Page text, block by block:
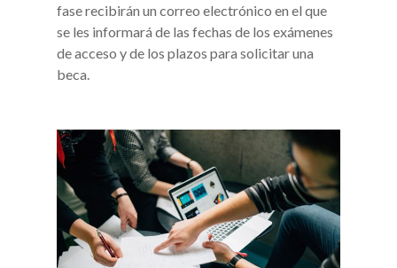
fase recibirán un correo electrónico en el que
se les informará de las fechas de los exámenes
de acceso y de los plazos para solicitar una
beca.